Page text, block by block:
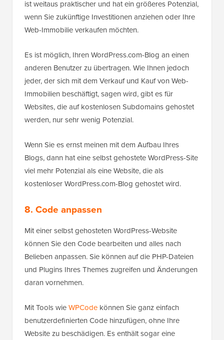
ist weitaus praktischer und hat ein größeres Potenzial,
wenn Sie zukünftige Investitionen anziehen oder Ihre
Web-Immobilie verkaufen möchten.
Es ist möglich, Ihren WordPress.com-Blog an einen
anderen Benutzer zu übertragen. Wie Ihnen jedoch
jeder, der sich mit dem Verkauf und Kauf von Web-
Immobilien beschäftigt, sagen wird, gibt es für
Websites, die auf kostenlosen Subdomains gehostet
werden, nur sehr wenig Potenzial.
Wenn Sie es ernst meinen mit dem Aufbau Ihres
Blogs, dann hat eine selbst gehostete WordPress-Site
viel mehr Potenzial als eine Website, die als
kostenloser WordPress.com-Blog gehostet wird.
8. Code anpassen
Mit einer selbst gehosteten WordPress-Website
können Sie den Code bearbeiten und alles nach
Belieben anpassen. Sie können auf die PHP-Dateien
und Plugins Ihres Themes zugreifen und Änderungen
daran vornehmen.
Mit Tools wieWPCode können Sie ganz einfach
benutzerdefinierten Code hinzufügen, ohne Ihre
Website zu beschädigen. Es enthält sogar eine